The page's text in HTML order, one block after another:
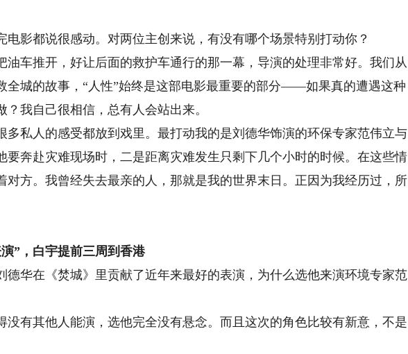
影都说很感动。对两位主创来说，有没有哪个场景特别打动你？
车推开，好让后面的救护车通行的那一幕，导演的处理非常好。我们从
全城的故事，“人性”始终是这部电影最重要的部分——如果真的遭遇这种
？我自己很相信，总有人会站出来。
私人的感受都放到戏里。最打动我的是刘德华饰演的环保专家范伟立与
要奔赴灾难现场时，二是距离灾难发生只剩下几个小时的时候。在这些情
对方。我曾经失去最亲的人，那就是我的世界末日。正因为我经历过，所
，白宇提前三周到香港
华在《焚城》里贡献了近年来最好的表演，为什么选他来演环境专家范
有其他人能演，选他完全没有悬念。而且这次的角色比较有新意，不是